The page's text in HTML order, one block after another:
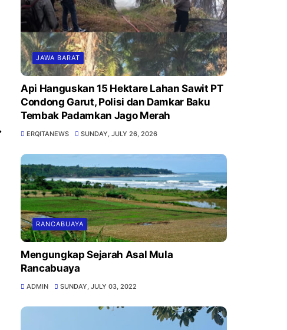
JAWA BARAT
Api Hanguskan 15 Hektare Lahan Sawit PT
Condong Garut, Polisi dan Damkar Baku
Tembak Padamkan Jago Merah
ERQITANEWS SUNDAY, JULY 26, 2026
RANCABUAYA
Mengungkap Sejarah Asal Mula
Rancabuaya
ADMIN SUNDAY, JULY 03, 2022